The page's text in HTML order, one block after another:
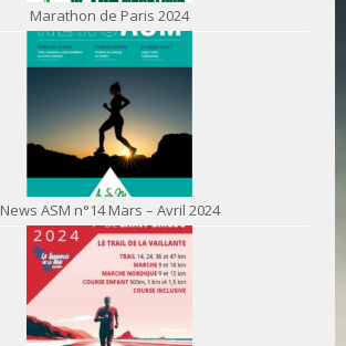
Marathon de Paris 2024
News ASM n°14 Mars – Avril 2024